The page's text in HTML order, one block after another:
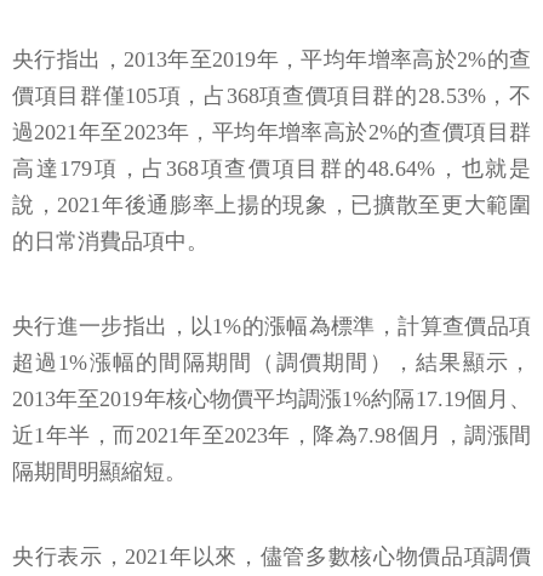
央行指出，2013年至2019年，平均年增率高於2%的查
價項目群僅105項，占368項查價項目群的28.53%，不
過2021年至2023年，平均年增率高於2%的查價項目群
高達179項，占368項查價項目群的48.64%，也就是
說，2021年後通膨率上揚的現象，已擴散至更大範圍
的日常消費品項中。
央行進一步指出，以1%的漲幅為標準，計算查價品項
超過1%漲幅的間隔期間（調價期間），結果顯示，
2013年至2019年核心物價平均調漲1%約隔17.19個月、
近1年半，而2021年至2023年，降為7.98個月，調漲間
隔期間明顯縮短。
央行表示，2021年以來，儘管多數核心物價品項調價